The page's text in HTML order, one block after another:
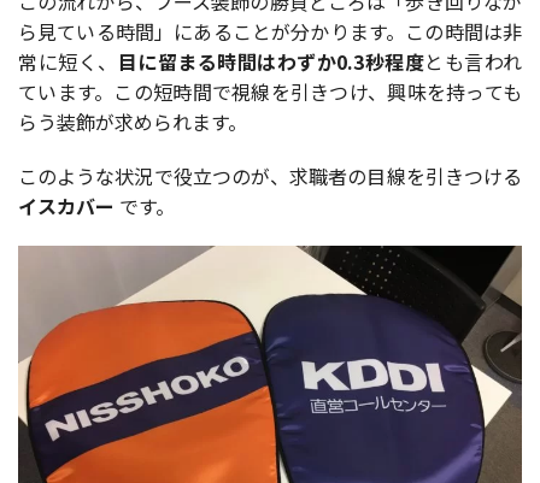
ら見ている時間」にあることが分かります。この時間は非
常に短く、 目に留まる時間はわずか0.3秒程度とも言われ
ています。この短時間で視線を引きつけ、興味を持っても
らう装飾が求められます。
このような状況で役立つのが、求職者の目線を引きつける
イスカバー です。